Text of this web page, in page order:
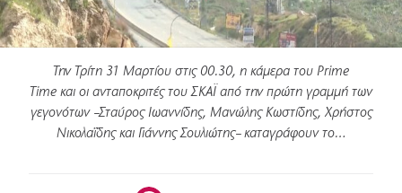
Την Τρίτη 31 Μαρτίου στις 00.30, η κάμερα του Prime
Time και οι ανταποκριτές του ΣΚΑΪ από την πρώτη γραμμή των
γεγονότων –Σταύρος Ιωαννίδης, Μανώλης Κωστίδης, Χρήστος
Νικολαΐδης και Γιάννης Σουλιώτης– καταγράφουν το…